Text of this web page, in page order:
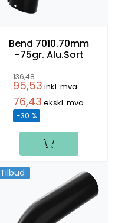
Bend 7010.70mm
-75gr. Alu.Sort
136,48
95,53 inkl. mva.
76,43 ekskl. mva.
-30 %
Tilbud